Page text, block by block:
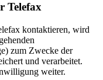
Telefax
kontaktieren, wird
zum Zwecke der
und verarbeitet.
weiter.